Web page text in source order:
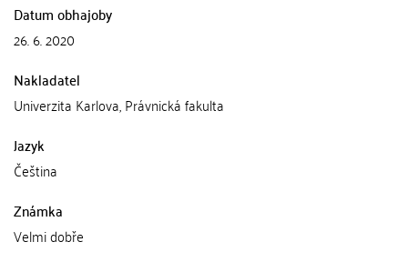
Datum obhajoby
26. 6. 2020
Nakladatel
Univerzita Karlova, Právnická fakulta
Jazyk
Čeština
Známka
Velmi dobře